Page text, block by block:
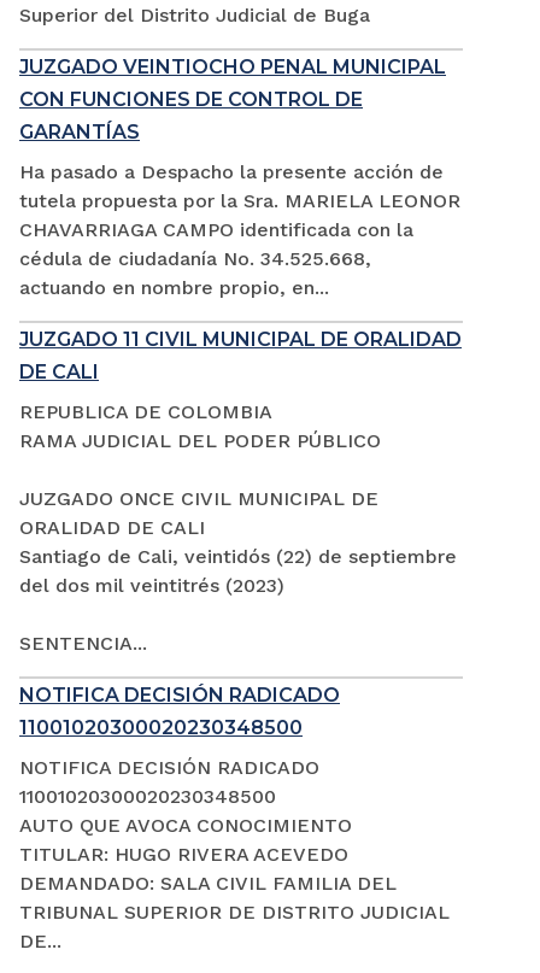
Superior del Distrito Judicial de Buga
JUZGADO VEINTIOCHO PENAL MUNICIPAL
CON FUNCIONES DE CONTROL DE
GARANTÍAS
Ha pasado a Despacho la presente acción de
tutela propuesta por la Sra. MARIELA LEONOR
CHAVARRIAGA CAMPO identificada con la
cédula de ciudadanía No. 34.525.668,
actuando en nombre propio, en...
JUZGADO 11 CIVIL MUNICIPAL DE ORALIDAD
DE CALI
REPUBLICA DE COLOMBIA
RAMA JUDICIAL DEL PODER PÚBLICO
JUZGADO ONCE CIVIL MUNICIPAL DE
ORALIDAD DE CALI
Santiago de Cali, veintidós (22) de septiembre
del dos mil veintitrés (2023)
SENTENCIA...
NOTIFICA DECISIÓN RADICADO
11001020300020230348500
NOTIFICA DECISIÓN RADICADO
11001020300020230348500
AUTO QUE AVOCA CONOCIMIENTO
TITULAR: HUGO RIVERA ACEVEDO
DEMANDADO: SALA CIVIL FAMILIA DEL
TRIBUNAL SUPERIOR DE DISTRITO JUDICIAL
DE...